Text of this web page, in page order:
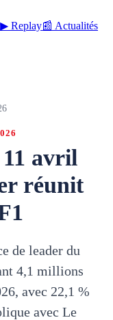
▶ Replay📰 Actualités
avril
réunit
de leader du
4,1 millions
avec 22,1 %
avec Le